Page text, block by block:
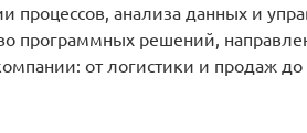
процессов, анализа данных и
программных решений,
от логистики и продаж до